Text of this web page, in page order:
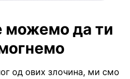
можемо да ти
од ових злочина, ми смо